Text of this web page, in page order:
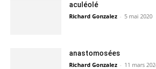
aculéolé
Richard Gonzalez - 5 mai 2020
anastomosées
Richard Gonzalez - 11 mars